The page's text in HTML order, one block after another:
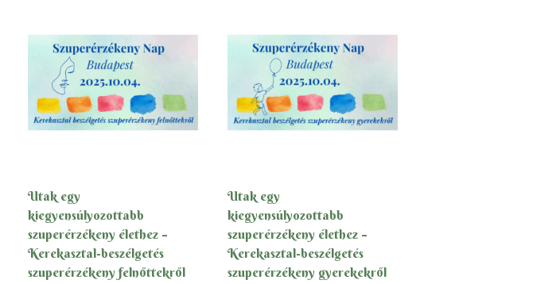
Utak egy
kiegyensúlyozottabb
szuperérzékeny élethez –
Kerekasztal-beszélgetés
szuperérzékeny felnőttekről
Utak egy
kiegyensúlyozottabb
szuperérzékeny élethez –
Kerekasztal-beszélgetés
szuperérzékeny gyerekekről